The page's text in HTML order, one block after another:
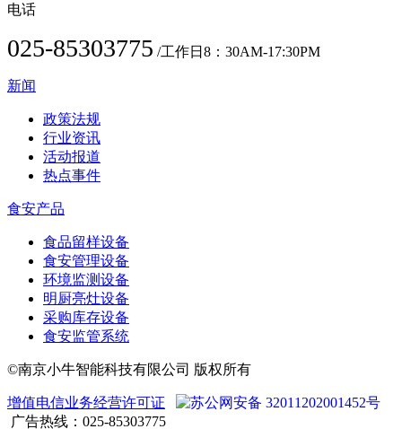
电话
025-85303775 /工作日8：30AM-17:30PM
新闻
政策法规
行业资讯
活动报道
热点事件
食安产品
食品留样设备
食安管理设备
环境监测设备
明厨亮灶设备
采购库存设备
食安监管系统
©南京小牛智能科技有限公司 版权所有
增值电信业务经营许可证
苏公网安备 32011202001452号
广告热线：025-85303775